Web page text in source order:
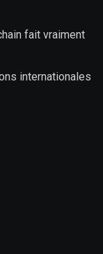
fait vraiment
internationales